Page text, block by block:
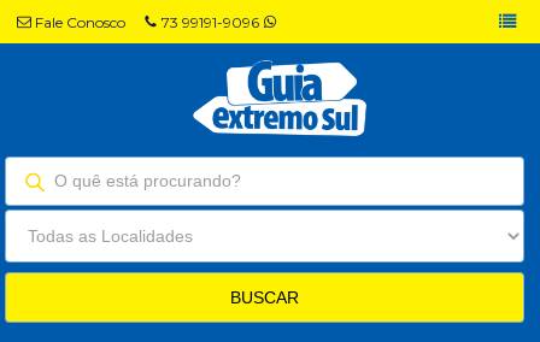
Fale Conosco 73 99191-9096